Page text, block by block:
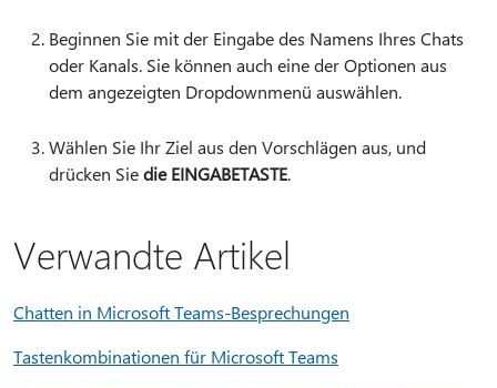
Beginnen Sie mit der Eingabe des Namens Ihres Chats
oder Kanals. Sie können auch eine der Optionen aus
dem angezeigten Dropdownmenü auswählen.
Wählen Sie Ihr Ziel aus den Vorschlägen aus, und
drücken Siedie EINGABETASTE.
Verwandte Artikel
Chatten in Microsoft Teams-Besprechungen
Tastenkombinationen für Microsoft Teams